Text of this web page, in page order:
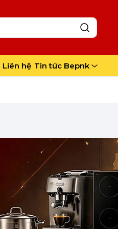
Liên hệ Tin tức Bepnk